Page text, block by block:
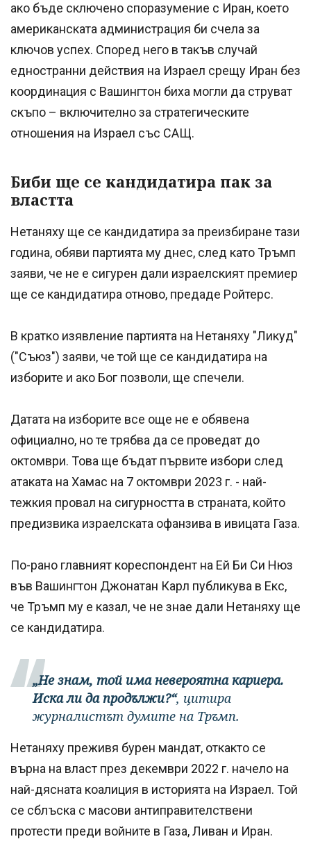
ако бъде сключено споразумение с Иран, което
американската администрация би счела за
ключов успех. Според него в такъв случай
едностранни действия на Израел срещу Иран без
координация с Вашингтон биха могли да струват
скъпо – включително за стратегическите
отношения на Израел със САЩ.
Биби ще се кандидатира пак за
властта
Нетаняху ще се кандидатира за преизбиране тази
година, обяви партията му днес, след като Тръмп
заяви, че не е сигурен дали израелският премиер
ще се кандидатира отново, предаде Ройтерс.
В кратко изявление партията на Нетаняху "Ликуд"
("Съюз") заяви, че той ще се кандидатира на
изборите и ако Бог позволи, ще спечели.
Датата на изборите все още не е обявена
официално, но те трябва да се проведат до
октомври. Това ще бъдат първите избори след
атаката на Хамас на 7 октомври 2023 г. - най-
тежкия провал на сигурността в страната, който
предизвика израелската офанзива в ивицата Газа.
По-рано главният кореспондент на Ей Би Си Нюз
във Вашингтон Джонатан Карл публикува в Екс,
че Тръмп му е казал, че не знае дали Нетаняху ще
се кандидатира.
„Не знам, той има невероятна кариера.
Иска ли да продължи?“, цитира
журналистът думите на Тръмп.
Нетаняху преживя бурен мандат, откакто се
върна на власт през декември 2022 г. начело на
най-дясната коалиция в историята на Израел. Той
се сблъска с масови антиправителствени
протести преди войните в Газа, Ливан и Иран.